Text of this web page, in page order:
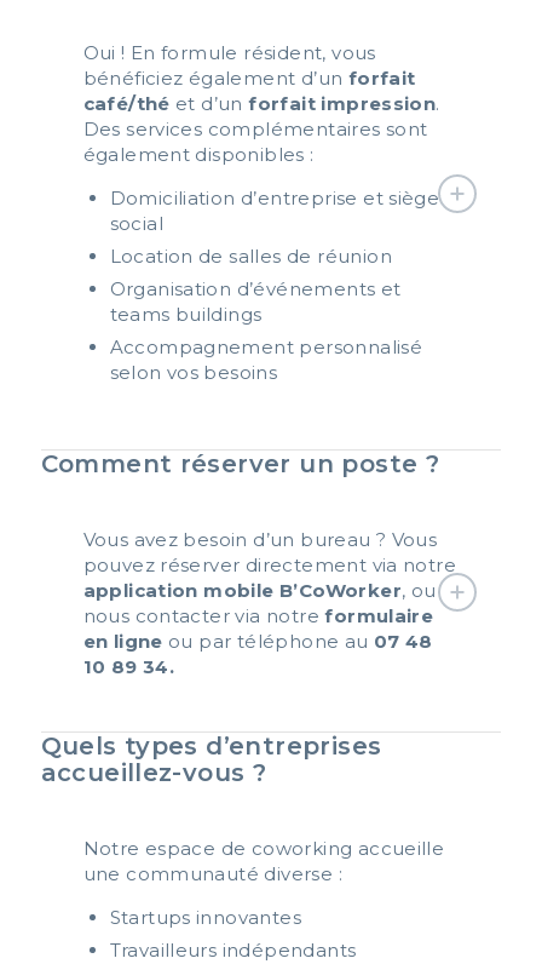
Oui ! En formule résident, vous
bénéficiez également d’un forfait
café/thé et d’unforfait impression.
Des services complémentaires sont
également disponibles :
Domiciliation d’entreprise et siège
social
Location de salles de réunion
Organisation d’événements et
teams buildings
Accompagnement personnalisé
selon vos besoins
Comment réserver un poste ?
Vous avez besoin d’un bureau ? Vous
pouvez réserver directement via notre
application mobile B’CoWorker, ou
nous contacter via notreformulaire
en ligne ou par téléphone au 07 48
10 89 34.
Quels types d’entreprises
accueillez-vous ?
Notre espace de coworking accueille
une communauté diverse :
Startups innovantes
Travailleurs indépendants